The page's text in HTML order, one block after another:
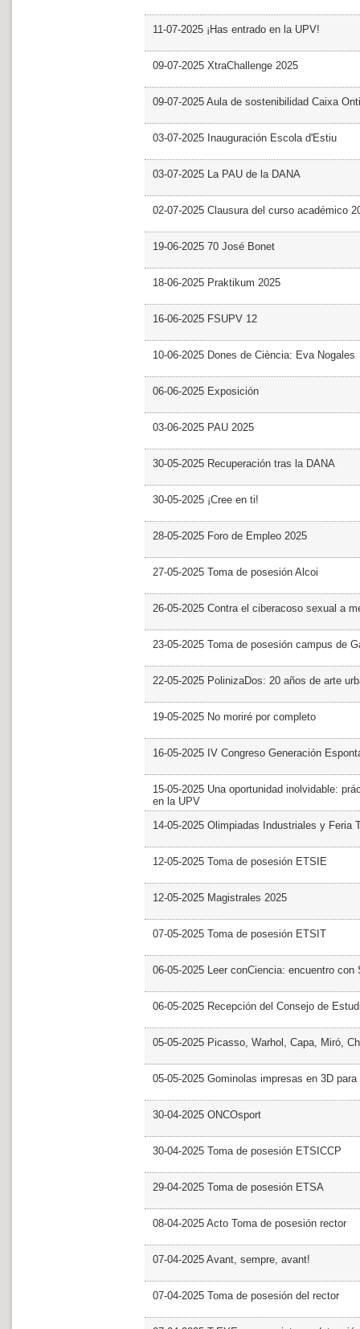
11-07-2025 ¡Has entrado en la UPV!
09-07-2025 XtraChallenge 2025
09-07-2025 Aula de sostenibilidad Caixa
03-07-2025 Inauguración Escola d'Estiu
03-07-2025 La PAU de la DANA
02-07-2025 Clausura del curso académico
19-06-2025 70 José Bonet
18-06-2025 Praktikum 2025
16-06-2025 FSUPV 12
10-06-2025 Dones de Ciència: Eva Nogales
06-06-2025 Exposición
03-06-2025 PAU 2025
30-05-2025 Recuperación tras la DANA
30-05-2025 ¡Cree en ti!
28-05-2025 Foro de Empleo 2025
27-05-2025 Toma de posesión Alcoi
26-05-2025 Contra el ciberacoso sexual a
23-05-2025 Toma de posesión campus de
22-05-2025 PolinizaDos: 20 años de arte
19-05-2025 No moriré por completo
16-05-2025 IV Congreso Generación
15-05-2025 Una oportunidad inolvidable:
en la UPV
14-05-2025 Olimpiadas Industriales y Feria
12-05-2025 Toma de posesión ETSIE
12-05-2025 Magistrales 2025
07-05-2025 Toma de posesión ETSIT
06-05-2025 Leer conCiencia: encuentro con
06-05-2025 Recepción del Consejo de
05-05-2025 Picasso, Warhol, Capa, Miró,
05-05-2025 Gominolas impresas en 3D
30-04-2025 ONCOsport
30-04-2025 Toma de posesión ETSICCP
29-04-2025 Toma de posesión ETSA
08-04-2025 Acto Toma de posesión rector
07-04-2025 Avant, sempre, avant!
07-04-2025 Toma de posesión del rector